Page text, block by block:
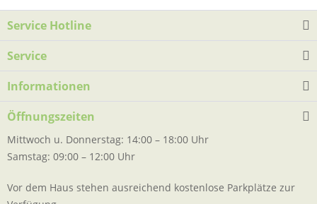
Service Hotline
Service
Informationen
Öffnungszeiten
Mittwoch u. Donnerstag: 14:00 – 18:00 Uhr
Samstag: 09:00 – 12:00 Uhr
Vor dem Haus stehen ausreichend kostenlose Parkplätze zur